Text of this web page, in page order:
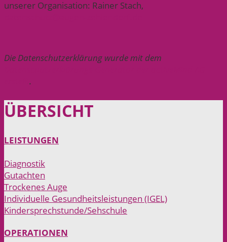
unserer Organisation: Rainer Stach,
Die Datenschutzerklärung wurde mit dem
.
ÜBER­SICHT
LEISTUNGEN
Diagnostik
Gutachten
Trockenes Auge
Individuelle Gesundheitsleistungen (IGEL)
Kindersprechstunde/Sehschule
OPERATIONEN